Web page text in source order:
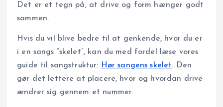
Det er et tegn på, at drive og form hænger godt
sammen.
Hvis du vil blive bedre til at genkende, hvor du er
i en sangs “skelet”, kan du med fordel læse vores
guide til sangstruktur: Hør sangens skelet. Den
gør det lettere at placere, hvor og hvordan drive
ændrer sig gennem et nummer.